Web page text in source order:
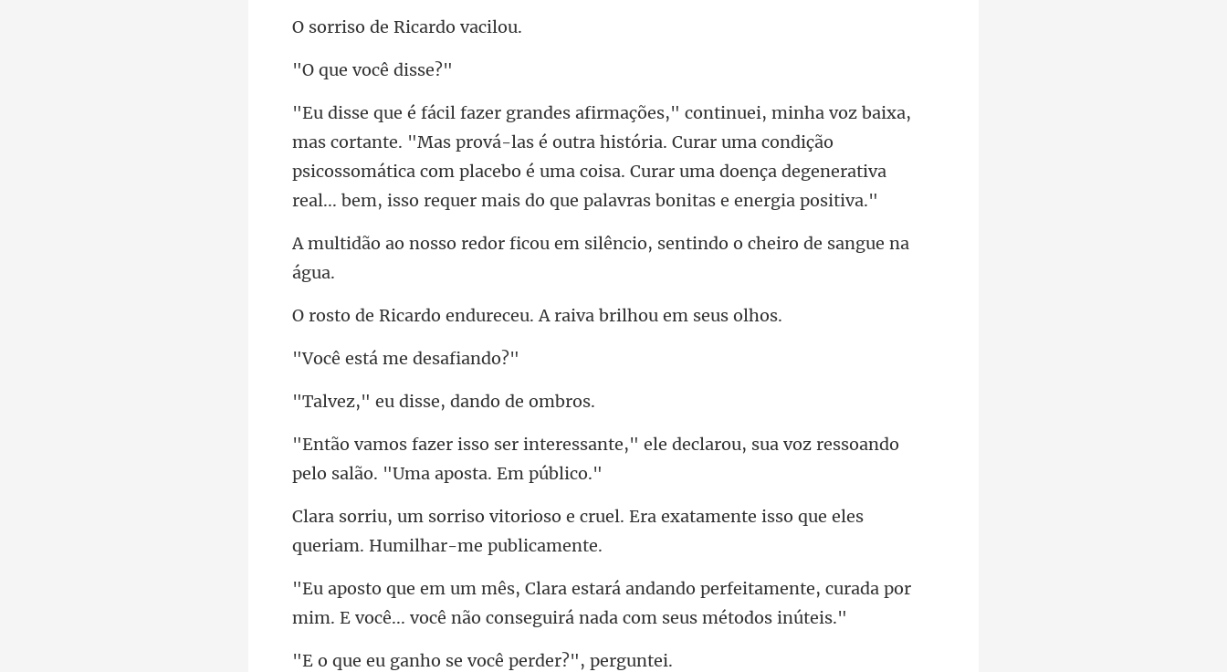
de Ricar
você
prová-las é outra história. Curar uma condição
psicossomática com placebo é uma coisa. Curar u
icou em silêncio, sentindo
ndureceu. A raiva br
tá me de
disse, dand
nte," ele declarou, sua voz ressoando
e cruel. Era exatamente isso que el
perfeitamente, curada por
mim. E você... você
ho se você perd